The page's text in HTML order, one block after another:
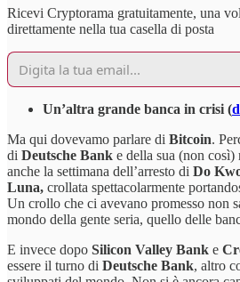
Ricevi Cryptorama gratuitamente, una
direttamente nella tua casella di posta
Un’altra grande banca in crisi (
Ma qui dovevamo parlare di Bitcoin.
di Deutsche Bank e della sua (non così)
anche la settimana dell’arresto di Do
Luna, crollata spettacolarmente
Un crollo che ci avevano promesso non
mondo della gente seria, quello delle
E invece dopo Silicon Valley Bank e
essere il turno di Deutsche Bank, altro